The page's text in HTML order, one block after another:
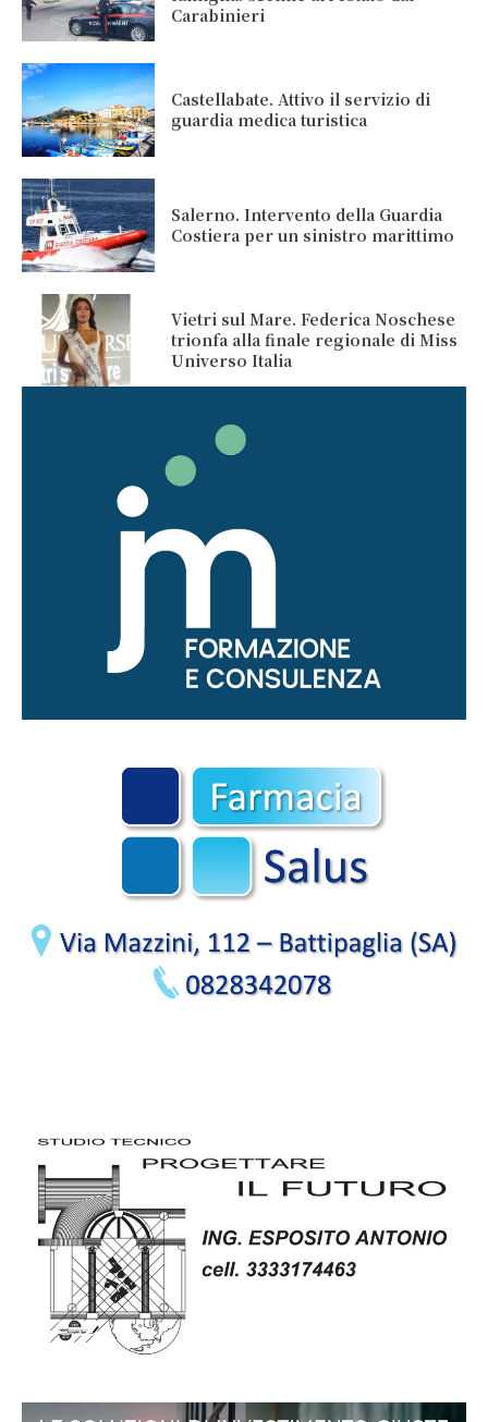
Carabinieri
Castellabate. Attivo il servizio di
guardia medica turistica
Salerno. Intervento della Guardia
Costiera per un sinistro marittimo
Vietri sul Mare. Federica Noschese
trionfa alla finale regionale di Miss
Universo Italia